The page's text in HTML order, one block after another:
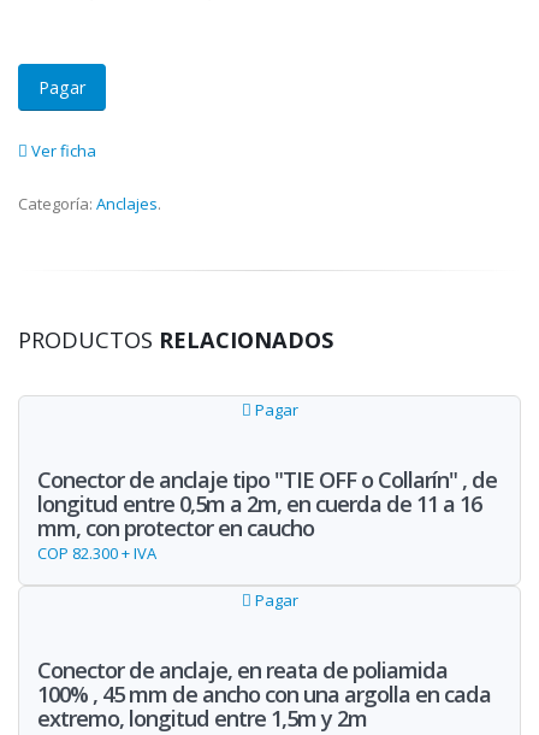
Pagar
Ver ficha
Categoría: Anclajes.
PRODUCTOS RELACIONADOS
Pagar
Conector de anclaje tipo "TIE OFF o Collarín" , de
longitud entre 0,5m a 2m, en cuerda de 11 a 16
mm, con protector en caucho
COP 82.300 + IVA
Pagar
Conector de anclaje, en reata de poliamida
100% , 45 mm de ancho con una argolla en cada
extremo, longitud entre 1,5m y 2m